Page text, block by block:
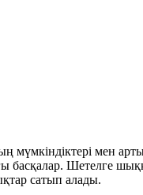
мүмкіндіктері мен
Шетелге
сатып алады.